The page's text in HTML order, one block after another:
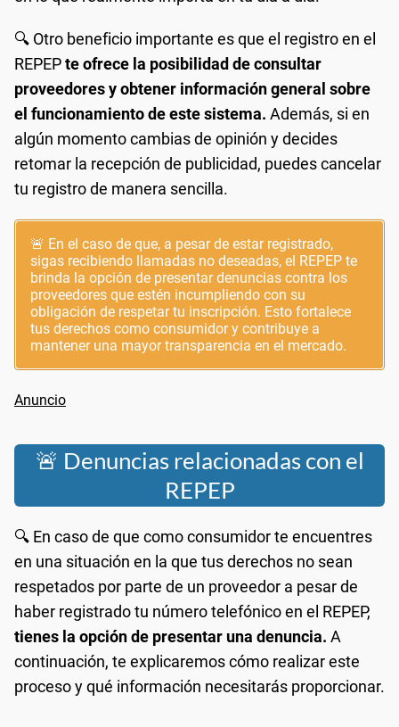
🔍 Otro beneficio importante es que el registro en el
REPEPte ofrece la posibilidad de consultar
proveedores y obtener información general sobre
el funcionamiento de este sistema. Además, si en
algún momento cambias de opinión y decides
retomar la recepción de publicidad, puedes cancelar
tu registro de manera sencilla.
🚨 En el caso de que, a pesar de estar registrado,
sigas recibiendo llamadas no deseadas, el REPEP te
brinda la opción de presentar denuncias contra los
proveedores que estén incumpliendo con su
obligación de respetar tu inscripción. Esto fortalece
tus derechos como consumidor y contribuye a
mantener una mayor transparencia en el mercado.
🚨 Denuncias relacionadas con el
REPEP
🔍 En caso de que como consumidor te encuentres
en una situación en la que tus derechos no sean
respetados por parte de un proveedor a pesar de
haber registrado tu número telefónico en el REPEP,
tienes la opción de presentar una denuncia. A
continuación, te explicaremos cómo realizar este
proceso y qué información necesitarás proporcionar.